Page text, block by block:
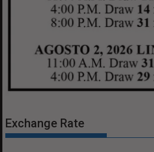
Exchange Rate